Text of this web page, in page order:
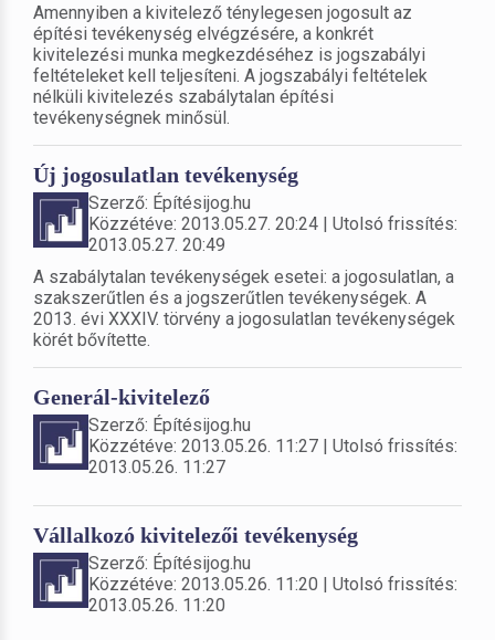
Amennyiben a kivitelező ténylegesen jogosult az
építési tevékenység elvégzésére, a konkrét
kivitelezési munka megkezdéséhez is jogszabályi
feltételeket kell teljesíteni. A jogszabályi feltételek
nélküli kivitelezés szabálytalan építési
tevékenységnek minősül.
Új jogosulatlan tevékenység
Szerző: Építésijog.hu
Közzétéve: 2013.05.27. 20:24 | Utolsó frissítés:
2013.05.27. 20:49
A szabálytalan tevékenységek esetei: a jogosulatlan, a
szakszerűtlen és a jogszerűtlen tevékenységek. A
2013. évi XXXIV. törvény a jogosulatlan tevékenységek
körét bővítette.
Generál-kivitelező
Szerző: Építésijog.hu
Közzétéve: 2013.05.26. 11:27 | Utolsó frissítés:
2013.05.26. 11:27
Vállalkozó kivitelezői tevékenység
Szerző: Építésijog.hu
Közzétéve: 2013.05.26. 11:20 | Utolsó frissítés:
2013.05.26. 11:20